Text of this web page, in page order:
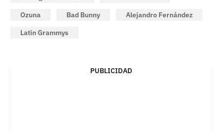
Ozuna
Bad Bunny
Alejandro Fernández
Latin Grammys
PUBLICIDAD